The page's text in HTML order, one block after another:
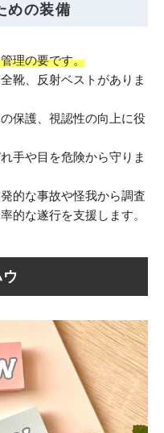
めの装備
理の要です。
靴、反射ベストがありま
保護、視認性の向上に役
手や目を危険から守りま
的な事故や怪我から調査
的な遂行を支援します。